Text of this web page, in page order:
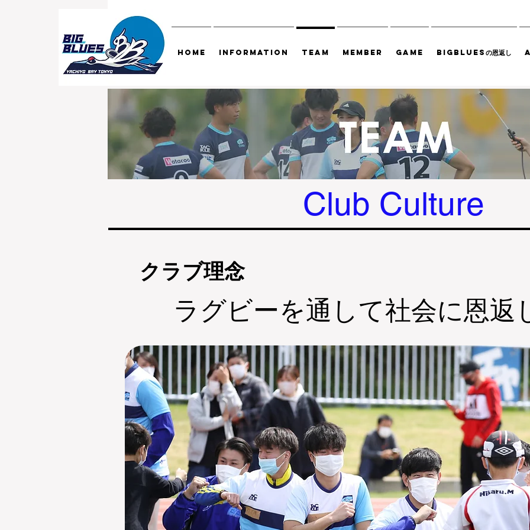
HOME INFORMATION TEAM MEMBER GAME BIGBLUESの恩返し
​Club Culture
​クラブ理念
ラグビーを通して社会に恩返